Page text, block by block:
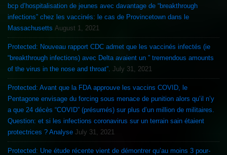
bcp d’hospitalisation de jeunes avec davantage de “breakthrough
infections” chez les vaccinés: le cas de Provincetown dans le
Massachusetts August 1, 2021
Protected: Nouveau rapport CDC admet que les vaccinés infectés (ie
“breakthrough infections) avec Delta avaient un ” tremendous amounts
of the virus in the nose and throat”. July 31, 2021
Protected: Avant que la FDA approuve les vaccins COVID, le
Pentagone envisage du forcing sous menace de punition alors qu’il n’y
a que 24 décès “COVID” (présumés) sur plus d’un million de militaires.
Question: et si les infections coronavirus sur un terrain sain étaient
protectrices ? Analyse July 31, 2021
Protected: Une étude récente vient de démontrer qu’au moins 3 pour-